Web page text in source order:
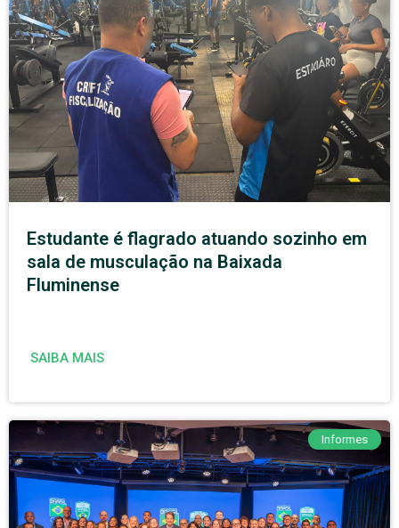
Estudante é flagrado atuando sozinho em
sala de musculação na Baixada
Fluminense
SAIBA MAIS
Informes